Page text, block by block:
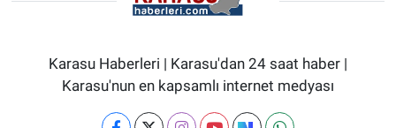
Karasu Haberleri | Karasu'dan 24 saat haber |
Karasu'nun en kapsamlı internet medyası